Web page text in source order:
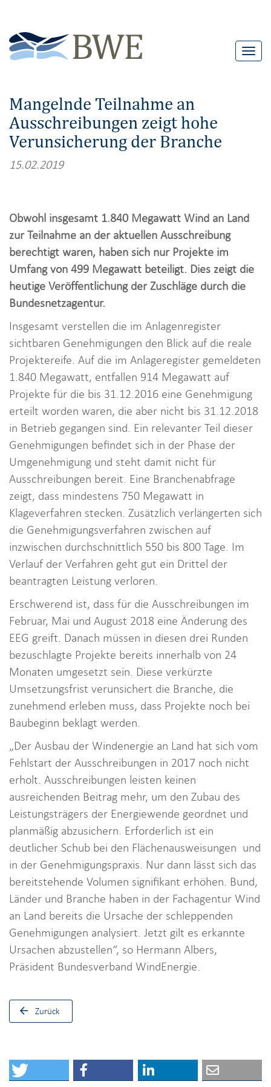
T
g
i
Mangelnde Teilnahme an
Ausschreibungen zeigt hohe
Verunsicherung der Branche
15.02.2019
Obwohl insgesamt 1.840 Megawatt Wind an Land
zur Teilnahme an der aktuellen Ausschreibung
berechtigt waren, haben sich nur Projekte im
Umfang von 499 Megawatt beteiligt. Dies zeigt die
heutige Veröffentlichung der Zuschläge durch die
Bundesnetzagentur.
Insgesamt verstellen die im Anlagenregister
sichtbaren Genehmigungen den Blick auf die reale
Projektereife. Auf die im Anlageregister gemeldeten
1.840 Megawatt, entfallen 914 Megawatt auf
Projekte für die bis 31.12.2016 eine Genehmigung
erteilt worden waren, die aber nicht bis 31.12.2018
in Betrieb gegangen sind. Ein relevanter Teil dieser
Genehmigungen befindet sich in der Phase der
Umgenehmigung und steht damit nicht für
Ausschreibungen bereit. Eine Branchenabfrage
zeigt, dass mindestens 750 Megawatt in
Klageverfahren stecken. Zusätzlich verlängerten sich
die Genehmigungsverfahren zwischen auf
inzwischen durchschnittlich 550 bis 800 Tage. Im
Verlauf der Verfahren geht gut ein Drittel der
beantragten Leistung verloren.
Erschwerend ist, dass für die Ausschreibungen im
Februar, Mai und August 2018 eine Änderung des
EEG greift. Danach müssen in diesen drei Runden
bezuschlagte Projekte bereits innerhalb von 24
Monaten umgesetzt sein. Diese verkürzte
Umsetzungsfrist verunsichert die Branche, die
zunehmend erleben muss, dass Projekte noch bei
Baubeginn beklagt werden.
„Der Ausbau der Windenergie an Land hat sich vom
Fehlstart der Ausschreibungen in 2017 noch nicht
erholt. Ausschreibungen leisten keinen
ausreichenden Beitrag mehr, um den Zubau des
Leistungsträgers der Energiewende geordnet und
planmäßig abzusichern. Erforderlich ist ein
deutlicher Schub bei den Flächenausweisungen und
in der Genehmigungspraxis. Nur dann lässt sich das
bereitstehende Volumen signifikant erhöhen. Bund,
Länder und Branche haben in der Fachagentur Wind
an Land bereits die Ursache der schleppenden
Genehmigungen analysiert. Jetzt gilt es erkannte
Ursachen abzustellen“, so Hermann Albers,
Präsident Bundesverband WindEnergie.
Zurück